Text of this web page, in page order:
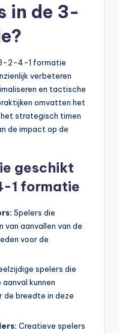
in de 3-
2-4-1 formatie
verbeteren
en tactische
omvatten het
strategisch timen
de impact op de
geschikt
1 formatie
Spelers die
van aanvallen van de
voor de
spelers die
kunnen
de breedte in deze
Creatieve spelers